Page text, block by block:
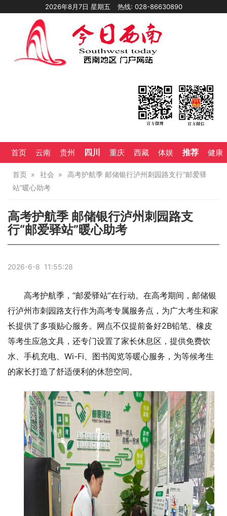
2026年8月7日 星期五 热线: 028-86630890
首页 云南 贵州 四川 重庆 西藏 体娱 推荐 健康
首页 社会
高考护航季 邮储银行泸州刺园路支行“邮爱驿
站”暖心助考
高考护航季 邮储银行泸州刺园路支
行“邮爱驿站”暖心助考
2026-6-8 11:55:28
高考护航季，“邮爱驿站”在行动。在高考期间，邮储银
行泸州市刺园路支行作为高考专属服务点，为广大考生和家
长提供了多项贴心服务。网点不仅提前备好2B铅笔、橡皮
等考生应急文具，还专门设置了家长休息区，提供免费饮
水、手机充电、Wi-Fi、图书阅览等暖心服务，为等候考生
的家长打造了舒适便利的休憩空间。